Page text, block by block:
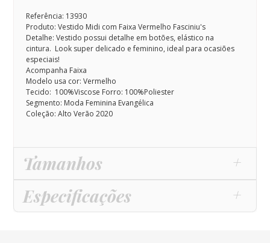
Referência: 13930
Produto: Vestido Midi com Faixa Vermelho Fasciniu's
Detalhe: Vestido possui detalhe em botões, elástico na
cintura. Look super delicado e feminino, ideal para ocasiões
especiais!
Acompanha Faixa
Modelo usa cor: Vermelho
Tecido: 100%Viscose Forro: 100%Poliester
Segmento: Moda Feminina Evangélica
Coleção: Alto Verão 2020
Tamanhos
Especificações